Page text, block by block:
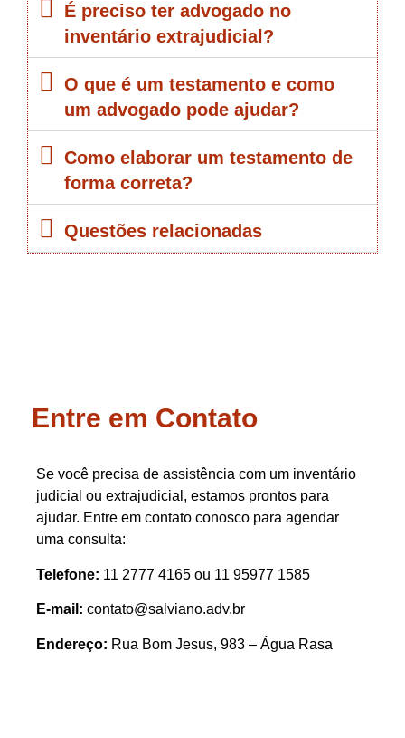
É preciso ter advogado no
inventário extrajudicial?
O que é um testamento e como
um advogado pode ajudar?
Como elaborar um testamento de
forma correta?
Questões relacionadas
Entre em Contato
Se você precisa de assistência com um inventário
judicial ou extrajudicial, estamos prontos para
ajudar. Entre em contato conosco para agendar
uma consulta:
Telefone: 11 2777 4165 ou 11 95977 1585
E-mail: contato@salviano.adv.br
Endereço: Rua Bom Jesus, 983 – Água Rasa